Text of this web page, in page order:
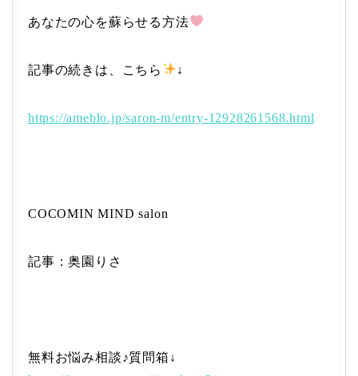
あなたの心を蘇らせる方法
記事の続きは、こちら ↓
https://ameblo.jp/saron-m/entry-12928261568.html
COCOMIN MIND salon
記事：奥園りさ
無料お悩み相談♪質問箱↓